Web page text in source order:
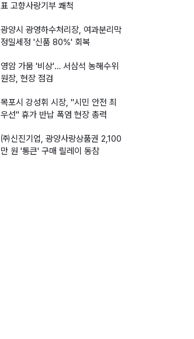
표 고향사랑기부 쾌척
광양시 광영하수처리장, 여과분리막
정밀세정 '신품 80%' 회복
영암 가뭄 '비상'… 서삼석 농해수위
원장, 현장 점검
목포시 강성휘 시장, "시민 안전 최
우선" 휴가 반납 폭염 현장 총력
㈜신진기업, 광양사랑상품권 2,100
만 원 '통큰' 구매 릴레이 동참